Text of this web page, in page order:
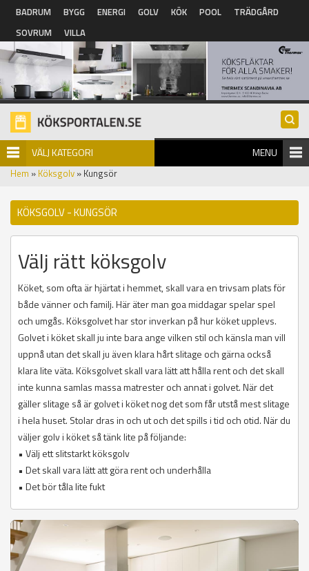
Hoppa till huvudinnehåll
BADRUM BYGG ENERGI GOLV KÖK POOL
TRÄDGÅRD
SOVRUM
VILLA
VÄLJ KATEGORI MENU
Hem » Köksgolv » Kungsör
KÖKSGOLV - KUNGSÖR
Välj rätt köksgolv
Köket, som ofta är hjärtat i hemmet, skall vara en trivsam plats för
både vänner och familj. Här äter man goa middagar spelar spel
och umgås. Köksgolvet har stor inverkan på hur köket upplevs.
Golvet i köket skall ju inte bara ange vilken stil och känsla man vill
uppnå utan det skall ju även klara hårt slitage och gärna också
klara lite väta. Köksgolvet skall vara lätt att hålla rent och det skall
inte kunna samlas massa matrester och annat i golvet. När det
gäller slitage så är golvet i köket nog det som får utstå mest slitage
i hela huset. Stolar dras in och ut och det spills i tid och otid. När du
väljer golv i köket så tänk lite på följande:
• Välj ett slitstarkt köksgolv
• Det skall vara lätt att göra rent och underhålla
• Det bör tåla lite fukt